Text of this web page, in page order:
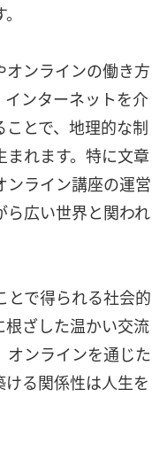
オンラインの働き方
ンターネットを介
とで、地理的な制
れます。特に文章
ンライン講座の運営
ら広い世界と関われ
とで得られる社会的
ざした温かい交流
オンラインを通じた
る関係性は人生を